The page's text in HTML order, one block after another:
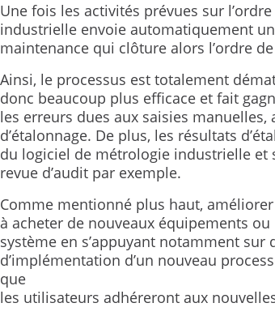
Une fois les activités prévues sur
industrielle envoie automatiquement
maintenance qui clôture alors l’ordre
Ainsi, le processus est totalement
donc beaucoup plus efficace et fait
les erreurs dues aux saisies
d’étalonnage. De plus, les résultats
du logiciel de métrologie industrielle et
revue d’audit par exemple.
Comme mentionné plus haut,
à acheter de nouveaux équipements
système en s’appuyant notamment
d’implémentation d’un nouveau
que
les utilisateurs adhéreront aux